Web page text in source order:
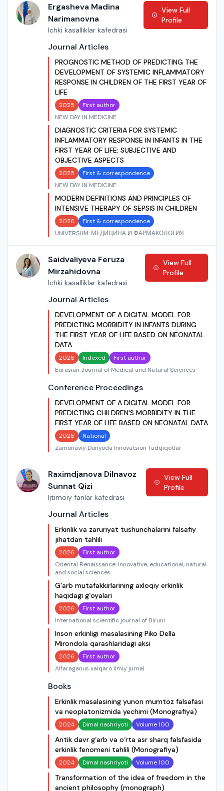
Ergasheva Madina
Narimanovna
Ichki kasalliklar kafedrasi
View Full
Profile
Journal Articles
PROGNOSTIC METHOD OF PREDICTING THE
DEVELOPMENT OF SYSTEMIC INFLAMMATORY
RESPONSE IN CHILDREN OF THE FIRST YEAR OF
LIFE
2025
First author
NEW DAY IN MEDICINE
DIAGNOSTIC CRITERIA FOR SYSTEMIC
INFLAMMATORY RESPONSE IN INFANTS IN THE
FIRST YEAR OF LIFE: SUBJECTIVE AND
OBJECTIVE ASPECTS
2025
First & correspondence
NEW DAY IN MEDICINE
MODERN DEFINITIONS AND PRINCIPLES OF
INTENSIVE THERAPY OF SEPSIS IN CHILDREN
2026
First & correspondence
UNIVERSUM: МЕДИЦИНА И ФАРМАКОЛОГИЯ
Saidvaliyeva Feruza
Mirzahidovna
Ichki kasalliklar kafedrasi
View Full
Profile
Journal Articles
DEVELOPMENT OF A DIGITAL MODEL FOR
PREDICTING MORBIDITY IN INFANTS DURING
THE FIRST YEAR OF LIFE BASED ON NEONATAL
DATA
2026 Indexed
First author
Eurasian Journal of Medical and Natural Sciences
Conference Proceedings
DEVELOPMENT OF A DIGITAL MODEL FOR
PREDICTING CHILDREN'S MORBIDITY IN THE
FIRST YEAR OF LIFE BASED ON NEONATAL DATA
2026
National
Zamonaviy Dunyoda Innovatsion Tadqiqotlar
Raximdjanova Dilnavoz
Sunnat Qizi
Ijtimoiy fanlar kafedrasi
View Full
Profile
Journal Articles
Erkinlik va zaruriyat tushunchalarini falsafiy
jihatdan tahlili
2026
First author
Oriental Renaissance: Innovative, educational, natural
and social sciences
G‘arb mutafakkirlarining axloqiy erkinlik
haqidagi g‘oyalari
2026
First author
International scientific journal of Biruni
Inson erkinligi masalasining Piko Della
Mirondola qarashlaridagi aksi
2026
First author
Alfaraganus xalqaro ilmiy jurnal
Books
Erkinlik masalasining yunon mumtoz falsafasi
va neoplatonizmida yechimi (Monografiya)
2024 Dimal nashriyoti Volume 100
Antik davr g‘arb va o‘rta asr sharq falsfasida
erkinlik fenomeni tahlili (Monografiya)
2024 Dimal nashriyoti Volume 100
Transformation of the idea of freedom in the
ancient philosophy (monograph)